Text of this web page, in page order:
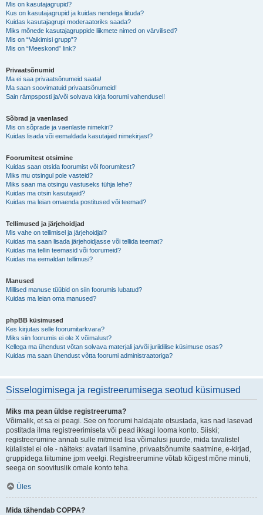
Mis on kasutajagrupid?
Kus on kasutajagrupid ja kuidas nendega liituda?
Kuidas kasutajagrupi moderaatoriks saada?
Miks mõnede kasutajagruppide liikmete nimed on värvilised?
Mis on “Vaikimisi grupp”?
Mis on “Meeskond” link?
Privaatsõnumid
Ma ei saa privaatsõnumeid saata!
Ma saan soovimatuid privaatsõnumeid!
Sain rämpsposti ja/või solvava kirja foorumi vahendusel!
Sõbrad ja vaenlased
Mis on sõprade ja vaenlaste nimekiri?
Kuidas lisada või eemaldada kasutajaid nimekirjast?
Foorumitest otsimine
Kuidas saan otsida foorumist või foorumitest?
Miks mu otsingul pole vasteid?
Miks saan ma otsingu vastuseks tühja lehe?
Kuidas ma otsin kasutajaid?
Kuidas ma leian omaenda postitused või teemad?
Tellimused ja järjehoidjad
Mis vahe on tellimisel ja järjehoidjal?
Kuidas ma saan lisada järjehoidjasse või tellida teemat?
Kuidas ma tellin teemasid või foorumeid?
Kuidas ma eemaldan tellimusi?
Manused
Millised manuse tüübid on siin foorumis lubatud?
Kuidas ma leian oma manused?
phpBB küsimused
Kes kirjutas selle foorumitarkvara?
Miks siin foorumis ei ole X võimalust?
Kellega ma ühendust võtan solvava materjali ja/või juriidilise küsimuse osas?
Kuidas ma saan ühendust võtta foorumi administraatoriga?
Sisselogimisega ja registreerumisega seotud küsimused
Miks ma pean üldse registreeruma?
Võimalik, et sa ei peagi. See on foorumi haldajate otsustada, kas nad lasevad
postitada ilma registreerimiseta või pead ikkagi looma konto. Siiski;
registreerumine annab sulle mitmeid lisa võimalusi juurde, mida tavalistel
külalistel ei ole - näiteks: avatari lisamine, privaatsõnumite saatmine, e-kirjad,
gruppidega liitumine jpm veelgi. Registreerumine võtab kõigest mõne minuti,
seega on soovituslik omale konto teha.
Üles
Mida tähendab COPPA?